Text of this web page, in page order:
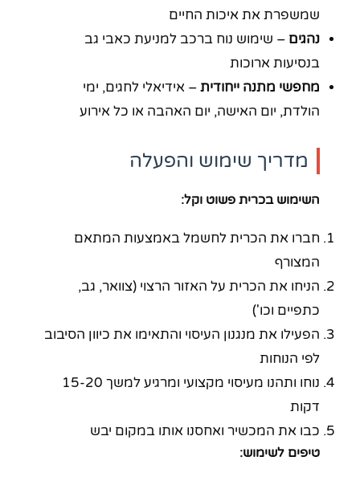
שמשפרת את איכות החיים
נהגים – שימוש נוח ברכב למניעת כאבי גב
בנסיעות ארוכות
מחפשי מתנה ייחודית – אידיאלי לחגים, ימי
הולדת, יום האישה, יום האהבה או כל אירוע
מדריך שימוש והפעלה
השימוש בכרית פשוט וקל:
חברו את הכרית לחשמל באמצעות המתאם
המצורף
הניחו את הכרית על האזור הרצוי (צוואר, גב,
כתפיים וכו')
הפעילו את מנגנון העיסוי והתאימו את כיוון הסיבוב
לפי הנוחות
נוחו ותהנו מעיסוי מקצועי ומרגיע למשך 15-20
דקות
כבו את המכשיר ואחסנו אותו במקום יבש
טיפים לשימוש: